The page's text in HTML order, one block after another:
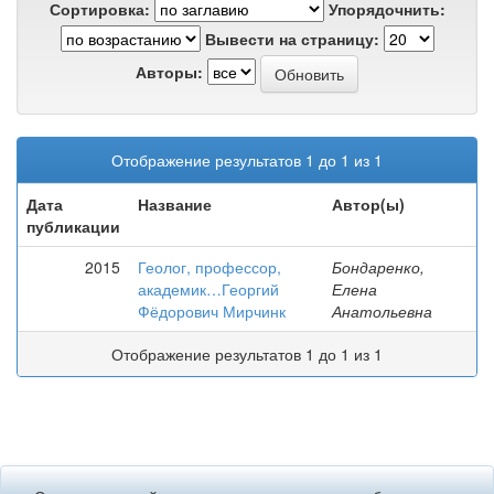
Сортировка:
Упорядочнить:
Вывести на страницу:
Авторы:
Отображение результатов 1 до 1 из 1
Дата
публикации
Название Автор(ы)
2015
Геолог, профессор,
академик…Георгий
Фёдорович Мирчинк
Бондаренко,
Елена
Анатольевна
Отображение результатов 1 до 1 из 1